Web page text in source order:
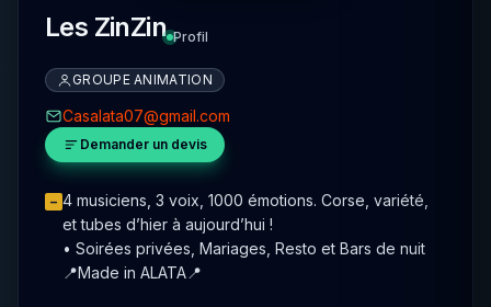
Les ZinZin Profil
GROUPE ANIMATION
Casalata07@gmail.com
Demander un devis
– 4 musiciens, 3 voix, 1000 émotions. Corse, variété,
et tubes d’hier à aujourd’hui !
• Soirées privées, Mariages, Resto et Bars de nuit
📍Made in ALATA📍